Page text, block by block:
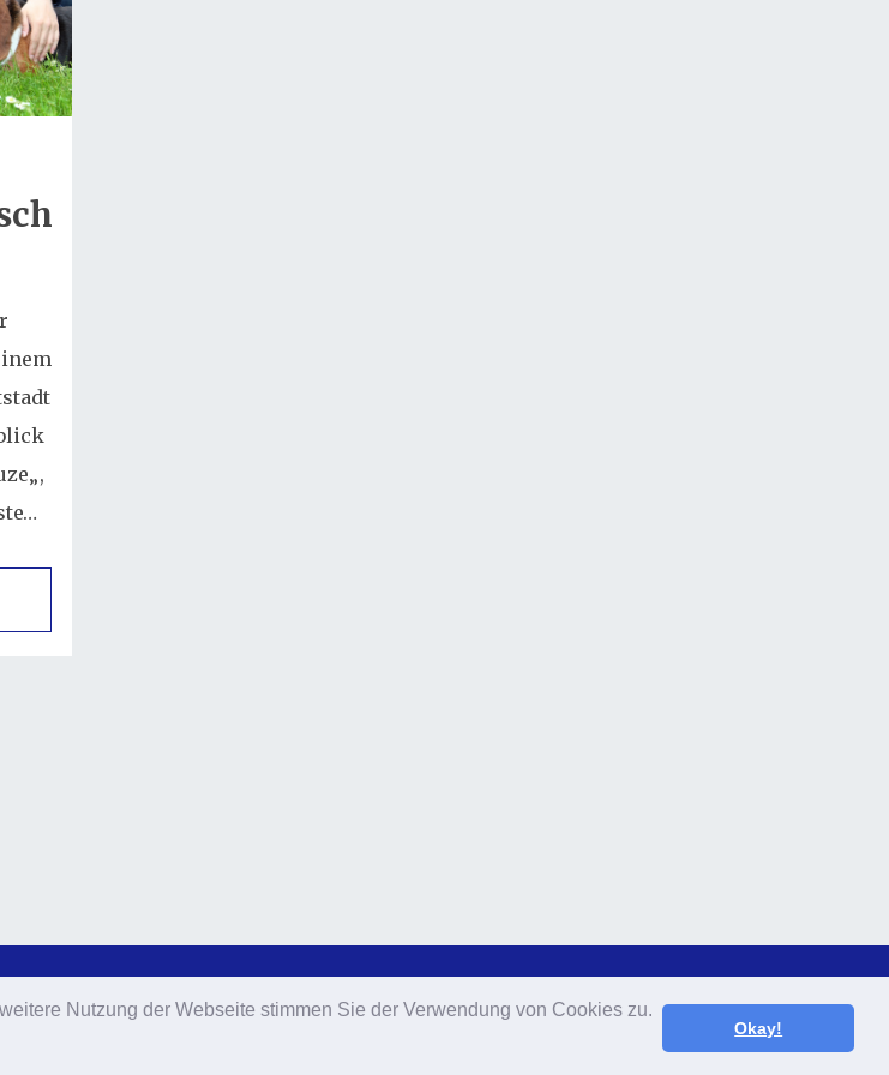
Nutzung der Webseite stimmen Sie der Verwendung von Cookies zu.
Okay!
Nutzung der Webseite stimmen Sie der Verwendung von Cookies zu.
Okay!